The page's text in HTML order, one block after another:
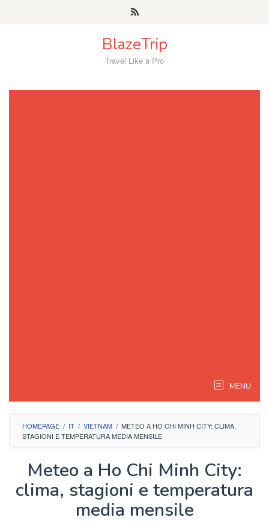
BlazeTrip
Travel Like a Pro
MENU
HOMEPAGE / IT / VIETNAM / METEO A HO CHI MINH CITY: CLIMA,
STAGIONI E TEMPERATURA MEDIA MENSILE
Meteo a Ho Chi Minh City:
clima, stagioni e temperatura
media mensile